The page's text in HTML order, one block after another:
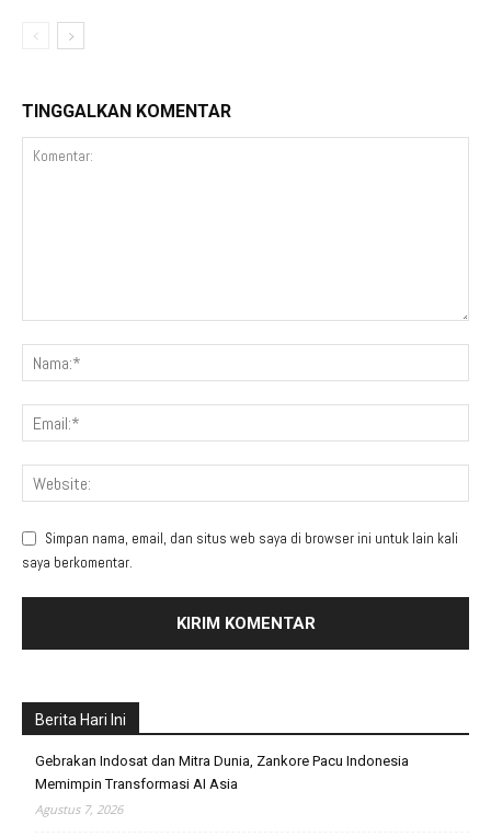
TINGGALKAN KOMENTAR
Simpan nama, email, dan situs web saya di browser ini untuk lain kali
saya berkomentar.
Berita Hari Ini
Gebrakan Indosat dan Mitra Dunia, Zankore Pacu Indonesia
Memimpin Transformasi AI Asia
Agustus 7, 2026